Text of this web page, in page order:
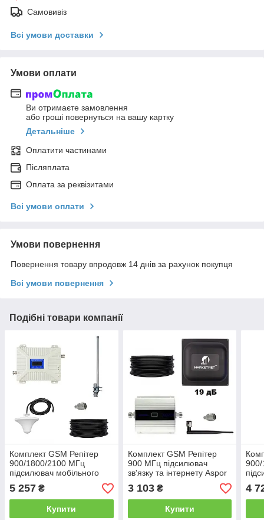
Самовивіз
Всі умови доставки
Умови оплати
Ви отримаєте замовлення
або гроші повернуться на вашу картку
Детальніше
Оплатити частинами
Післяплата
Оплата за реквізитами
Всі умови оплати
Умови повернення
Повернення товару впродовж 14 днів за рахунок покупця
Всі умови повернення
Подібні товари компанії
Комплект GSM Репітер
900/1800/2100 МГц
підсилювач мобільного
зв'язку та інтернету з
круговою антеною
5 257 ₴
Купити
Комплект GSM Репітер
900 МГц підсилювач
зв'язку та інтернету Aspor
з антеною 19 дБ
3 103₴
Купити
4